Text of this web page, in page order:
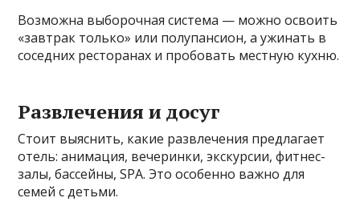
Возможна выборочная система — можно освоить
«завтрак только» или полупансион, а ужинать в
соседних ресторанах и пробовать местную кухню.
Развлечения и досуг
Стоит выяснить, какие развлечения предлагает
отель: анимация, вечеринки, экскурсии, фитнес-
залы, бассейны, SPA. Это особенно важно для
семей с детьми.